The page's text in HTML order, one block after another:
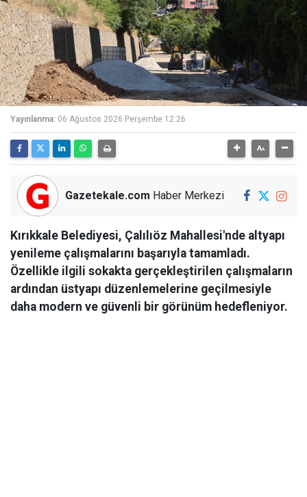
Yayınlanma: 06 Ağustos 2026 Perşembe 12:26
Gazetekale.com Haber Merkezi
Kırıkkale Belediyesi, Çalılıöz Mahallesi'nde altyapı
yenileme çalışmalarını başarıyla tamamladı.
Özellikle ilgili sokakta gerçekleştirilen çalışmaların
ardından üstyapı düzenlemelerine geçilmesiyle
daha modern ve güvenli bir görünüm hedefleniyor.